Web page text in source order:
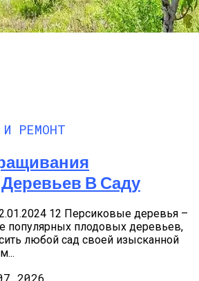
И РЕМОНТ
В Саду
12 Персиковые деревья –
популярных плодовых деревьев,
любой сад своей изысканной